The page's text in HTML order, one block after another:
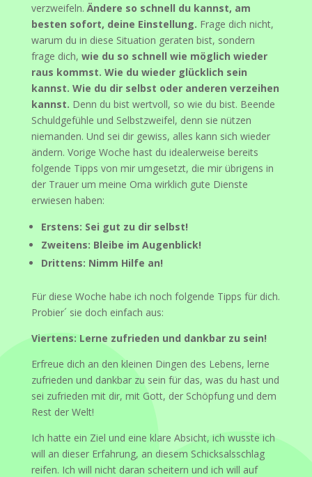
verzweifeln. Ändere so schnell du kannst, am
besten sofort, deine Einstellung. Frage dich nicht,
warum du in diese Situation geraten bist, sondern
frage dich, wie du so schnell wie möglich wieder
raus kommst. Wie du wieder glücklich sein
kannst. Wie du dir selbst oder anderen verzeihen
kannst. Denn du bist wertvoll, so wie du bist. Beende
Schuldgefühle und Selbstzweifel, denn sie nützen
niemanden. Und sei dir gewiss, alles kann sich wieder
ändern. Vorige Woche hast du idealerweise bereits
folgende Tipps von mir umgesetzt, die mir übrigens in
der Trauer um meine Oma wirklich gute Dienste
erwiesen haben:
Erstens: Sei gut zu dir selbst!
Zweitens: Bleibe im Augenblick!
Drittens: Nimm Hilfe an!
Für diese Woche habe ich noch folgende Tipps für dich.
Probier´ sie doch einfach aus:
Viertens: Lerne zufrieden und dankbar zu sein!
Erfreue dich an den kleinen Dingen des Lebens, lerne
zufrieden und dankbar zu sein für das, was du hast und
sei zufrieden mit dir, mit Gott, der Schöpfung und dem
Rest der Welt!
Ich hatte ein Ziel und eine klare Absicht, ich wusste ich
will an dieser Erfahrung, an diesem Schicksalsschlag
reifen. Ich will nicht daran scheitern und ich will auf